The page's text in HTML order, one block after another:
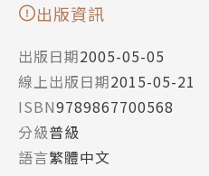
出版資訊
出版日期2005-05-05
線上出版日期2015-05-21
ISBN9789867700568
分級普級
語言繁體中文